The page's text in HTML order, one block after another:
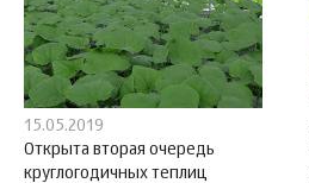
15.05.2019
Открыта вторая очередь
круглогодичных теплиц